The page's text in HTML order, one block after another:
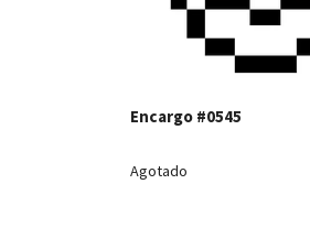
Encargo #0545
Agotado